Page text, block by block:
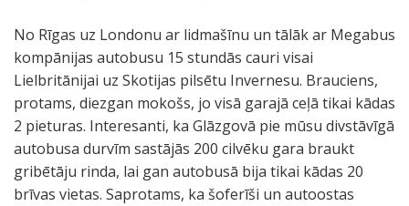
No Rīgas uz Londonu ar lidmašīnu un tālāk ar Megabus
kompānijas autobusu 15 stundās cauri visai
Lielbritānijai uz Skotijas pilsētu Invernesu. Brauciens,
protams, diezgan mokošs, jo visā garajā ceļā tikai kādas
2 pieturas. Interesanti, ka Glāzgovā pie mūsu divstāvīgā
autobusa durvīm sastājās 200 cilvēku gara braukt
gribētāju rinda, lai gan autobusā bija tikai kādas 20
brīvas vietas. Saprotams, ka šoferīši un autoostas